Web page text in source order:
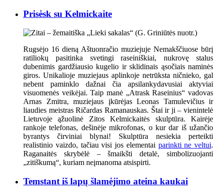
Prisėsk su Kelmickaite
Rugsėjo 16 dieną Aštuonračio muziejuje Nemakščiuose būrį
ratiliokų pasitinka svetingi raseiniškiai, nukrovę stalus
dubenimis gardžiausio kugelio ir sklidinais ąsočiais naminės
giros. Unikalioje muziejaus aplinkoje netrūksta ničnieko, gal
nebent paminklo dažnai čia apsilankydavusiai aktyviai
visuomenės veikėjai. Taip manė „Atrask Raseinius“ vadovas
Arnas Zmitra, muziejaus įkūrėjas Leonas Tamulevičius ir
liaudies meistras Ričardas Ramanauskas. Štai ir ji – vienintelė
Lietuvoje ąžuolinė Zitos Kelmickaitės skulptūra. Kairėje
rankoje telefonas, dešinėje mikrofonas, o kur dar iš užančio
byrantys čirviniai blynai! Skulptūra nesiekia perteikti
realistinio vaizdo, tačiau visi jos elementai parinkti ne veltui.
Raganaitės skrybėlė – šmaikšti detalė, simbolizuojanti
„zitiškumą“, kuriam neįmanoma atsispirti.
Temstant iš lapų šlamėjimo ateina kaukai